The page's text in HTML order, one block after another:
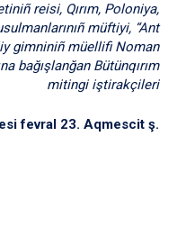
reisi, Qırım, Poloniya,
müftiyi, “Ant
gimniniñ müellifi Noman
bağışlanğan Bütünqırım
mitingi iştirakçileri
fevral 23. Aqmescit ş.